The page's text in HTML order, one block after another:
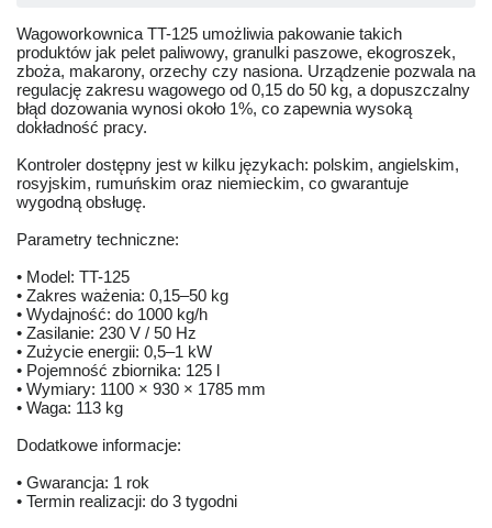
Wagoworkownica TT-125 umożliwia pakowanie takich
produktów jak pelet paliwowy, granulki paszowe, ekogroszek,
zboża, makarony, orzechy czy nasiona. Urządzenie pozwala na
regulację zakresu wagowego od 0,15 do 50 kg, a dopuszczalny
błąd dozowania wynosi około 1%, co zapewnia wysoką
dokładność pracy.
Kontroler dostępny jest w kilku językach: polskim, angielskim,
rosyjskim, rumuńskim oraz niemieckim, co gwarantuje
wygodną obsługę.
Parametry techniczne:
• Model: TT-125
• Zakres ważenia: 0,15–50 kg
• Wydajność: do 1000 kg/h
• Zasilanie: 230 V / 50 Hz
• Zużycie energii: 0,5–1 kW
• Pojemność zbiornika: 125 l
• Wymiary: 1100 × 930 × 1785 mm
• Waga: 113 kg
Dodatkowe informacje:
• Gwarancja: 1 rok
• Termin realizacji: do 3 tygodni